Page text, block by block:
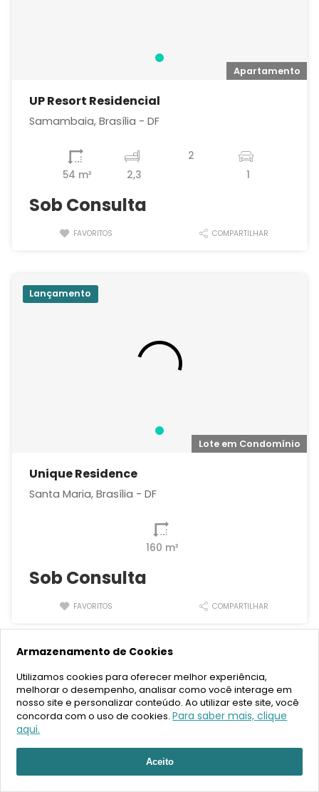
Apartamento
UP Resort Residencial
Samambaia, Brasília - DF
54 m² 2,3
2
1
Sob Consulta
FAVORITOS COMPARTILHAR
Lote em Condomínio
Lançamento
Unique Residence
Santa Maria, Brasília - DF
160 m²
Sob Consulta
FAVORITOS COMPARTILHAR
Armazenamento de Cookies
Utilizamos cookies para oferecer melhor experiência,
melhorar o desempenho, analisar como você interage em
nosso site e personalizar conteúdo. Ao utilizar este site, você
concorda com o uso de cookies.Para saber mais, clique
aqui.
Aceito